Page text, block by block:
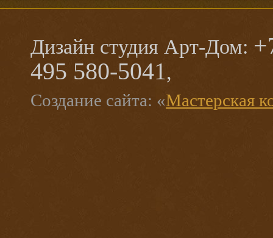
Дизайн студия Арт-Дом:
495 580-5041,
Создание сайта: «Мастерская